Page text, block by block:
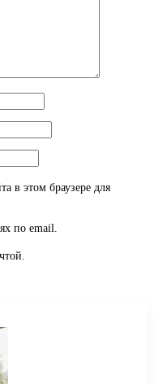
в этом браузере для
по email.